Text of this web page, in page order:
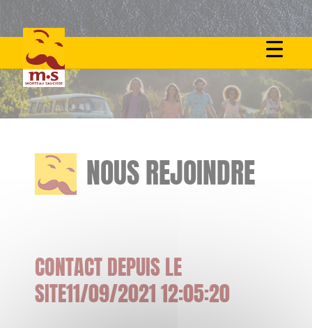
Skip
NOUS REJOINDRE
CONTACT DEPUIS LE
SITE11/09/2021 12:05:20